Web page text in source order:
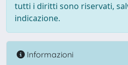
tutti i diritti sono riservati,
indicazione.
Informazioni